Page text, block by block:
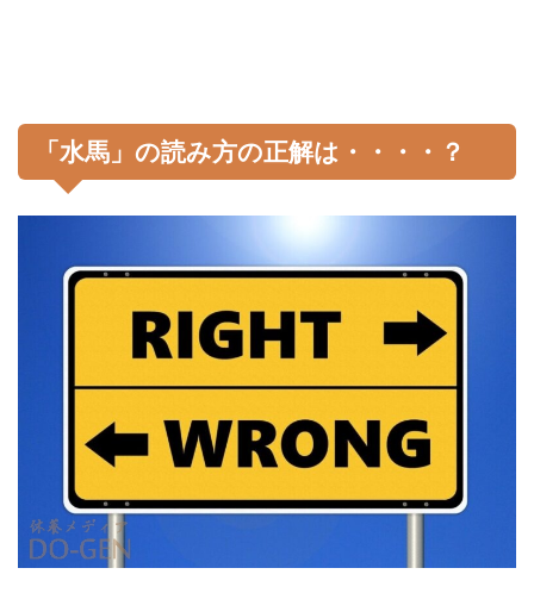
「水馬」の読み方の正解は・・・・？